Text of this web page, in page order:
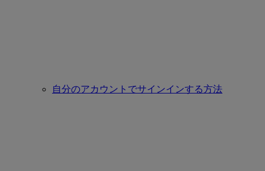
自分のアカウントでサインインする方法